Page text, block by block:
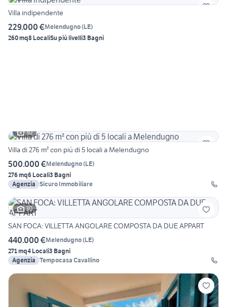
Villa indipendente
229.000 €Melendugno(LE)
260 mq8 LocaliSu più livelli3 Bagni
30
Villa di 276 m² con più di 5 locali a Melendugno
500.000 €Melendugno(LE)
276 mq6 Locali3 Bagni
Agenzia Sicuro Immobiliare
30
SAN FOCA: VILLETTA ANGOLARE COMPOSTA DA DUE APPART
440.000 €Melendugno(LE)
271 mq4 Locali3 Bagni
Agenzia Tempocasa Cavallino